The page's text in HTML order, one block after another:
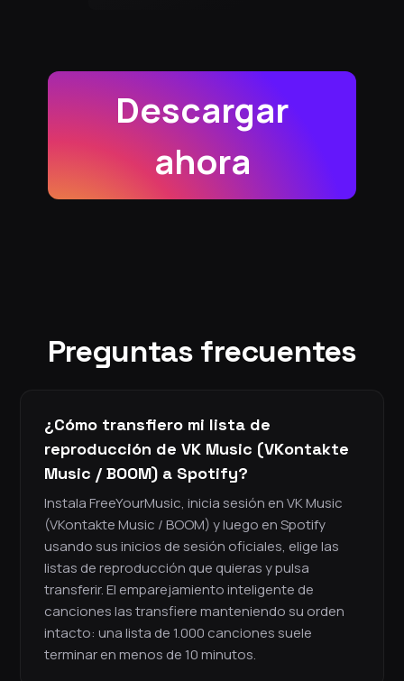
Descargar
ahora
Preguntas frecuentes
¿Cómo transfiero mi lista de
reproducción de VK Music (VKontakte
Music / BOOM) a Spotify?
Instala FreeYourMusic, inicia sesión en VK Music
(VKontakte Music / BOOM) y luego en Spotify
usando sus inicios de sesión oficiales, elige las
listas de reproducción que quieras y pulsa
transferir. El emparejamiento inteligente de
canciones las transfiere manteniendo su orden
intacto: una lista de 1.000 canciones suele
terminar en menos de 10 minutos.